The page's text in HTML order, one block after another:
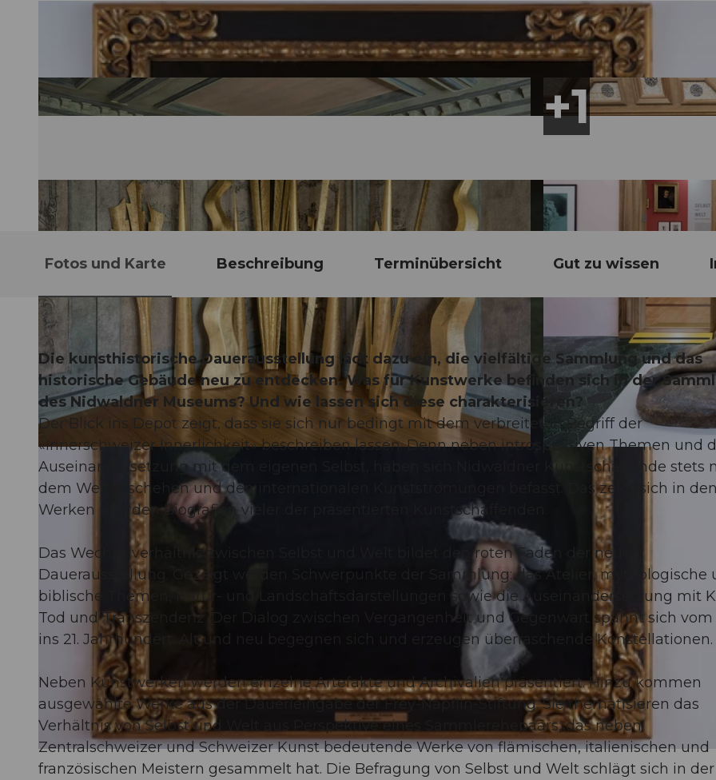
Fotos und Karte Beschreibung Terminübersicht Gut zu wissen
Die kunsthistorische Dauerausstellung lädt dazu ein, die vielfältige Sammlung und das
historische Gebäude neu zu entdecken. Was für Kunstwerke befinden sich in der
des Nidwaldner Museums? Und wie lassen sich diese charakterisieren?
Der Blick ins Depot zeigt, dass sie sich nur bedingt mit dem verbreiteten Begriff der
«Innerschweizer Innerlichkeit» beschreiben lassen. Denn neben introspektiven Themen und
Auseinandersetzung mit dem eigenen Selbst, haben sich Nidwaldner Kunstschaffende stets
dem Weltgeschehen und den internationalen Kunstströmungen befasst. Das zeigt sich in den
Werken und den Biografien vieler der präsentierten Kunstschaffenden.
Das Wechselverhältnis zwischen Selbst und Welt bildet den roten Faden der neuen
Dauerausstellung. Gezeigt werden Schwerpunkte der Sammlung: das Atelier, mythologische
biblische Themen, Natur- und Landschaftsdarstellungen sowie die Auseinandersetzung mit
Tod und Transzendenz. Der Dialog zwischen Vergangenheit und Gegenwart spannt sich vom
ins 21. Jahrhundert. Alt und neu begegnen sich und erzeugen überraschende Konstellationen.
Neben Kunstwerken werden einzelne Artefakte und Archivalien präsentiert. Hinzu kommen
ausgewählte Werke aus der Dauerleihgabe der Frey-Näpflin-Stiftung. Sie thematisieren das
Verhältnis von Selbst und Welt aus Perspektive eines Sammlerehepaars, das neben
Zentralschweizer und Schweizer Kunst bedeutende Werke von flämischen, italienischen und
französischen Meistern gesammelt hat. Die Befragung von Selbst und Welt schlägt sich in der